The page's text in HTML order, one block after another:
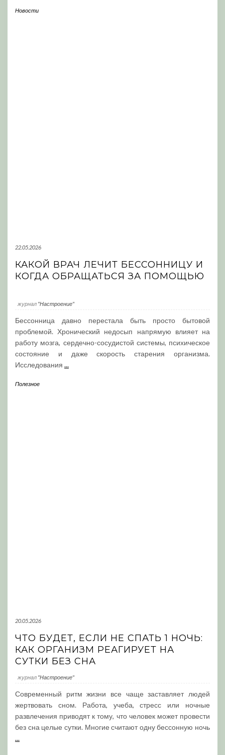
Новости
22.05.2026
КАКОЙ ВРАЧ ЛЕЧИТ БЕССОННИЦУ И
КОГДА ОБРАЩАТЬСЯ ЗА ПОМОЩЬЮ
журнал "Настроение"
Бессонница давно перестала быть просто бытовой
проблемой. Хронический недосып напрямую влияет на
работу мозга, сердечно-сосудистой системы, психическое
состояние и даже скорость старения организма.
Исследования ...
Полезное
20.05.2026
ЧТО БУДЕТ, ЕСЛИ НЕ СПАТЬ 1 НОЧЬ:
КАК ОРГАНИЗМ РЕАГИРУЕТ НА
СУТКИ БЕЗ СНА
журнал "Настроение"
Современный ритм жизни все чаще заставляет людей
жертвовать сном. Работа, учеба, стресс или ночные
развлечения приводят к тому, что человек может провести
без сна целые сутки. Многие считают одну бессонную ночь
...